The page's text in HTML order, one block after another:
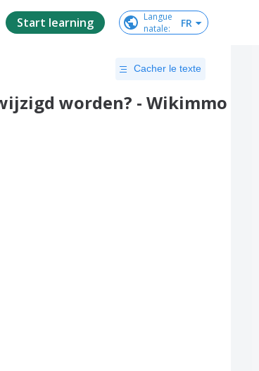
Start learning
Langue
natale: FR
Cacher le texte
worden? - Wikimmo